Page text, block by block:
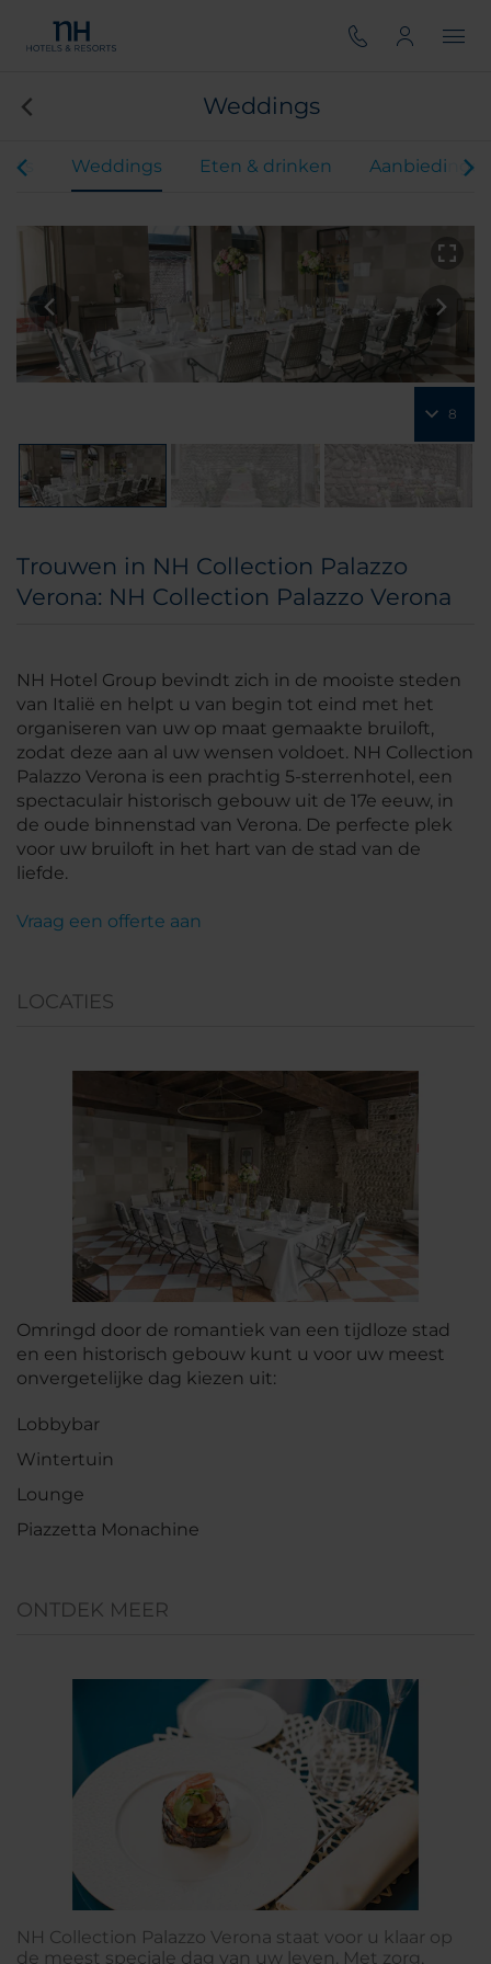
Weddings
Weddings Eten & drinken
8
Trouwen in NH Collection Palazzo
Verona: NH Collection Palazzo Verona
NH Hotel Group bevindt zich in de mooiste steden
van Italië en helpt u van begin tot eind met het
organiseren van uw op maat gemaakte bruiloft,
zodat deze aan al uw wensen voldoet. NH Collection
Palazzo Verona is een prachtig 5-sterrenhotel, een
spectaculair historisch gebouw uit de 17e eeuw, in
de oude binnenstad van Verona. De perfecte plek
voor uw bruiloft in het hart van de stad van de
liefde.
Vraag een offerte aan
LOCATIES
Omringd door de romantiek van een tijdloze stad
en een historisch gebouw kunt u voor uw meest
onvergetelijke dag kiezen uit:
Lobbybar
Wintertuin
Lounge
Piazzetta Monachine
ONTDEK MEER
NH Collection Palazzo Verona staat voor u klaar op
de meest speciale dag van uw leven. Met zorg,